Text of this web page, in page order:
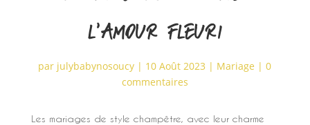
L’AMOUR FLEURI
par julybabynosoucy | 10 Août 2023 | Mariage |0
commentaires
Les mariages de style champêtre, avec leur charme